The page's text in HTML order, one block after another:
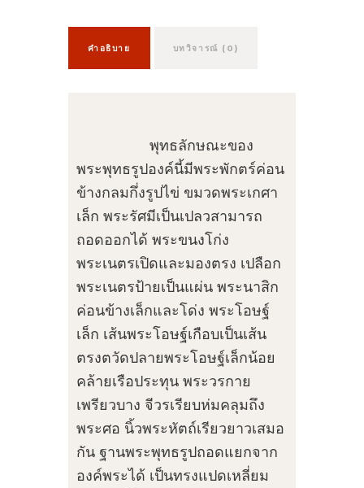
คำอธิบาย บทวิจารณ์ (0)
พุทธลักษณะของ
พระพุทธรูปองค์นี้มีพระพักตร์ค่อน
ข้างกลมกึ่งรูปไข่ ขมวดพระเกศา
เล็ก พระรัศมีเป็นเปลวสามารถ
ถอดออกได้ พระขนงโก่ง
พระเนตรเปิดและมองตรง เปลือก
พระเนตรป้ายเป็นแผ่น พระนาสิก
ค่อนข้างเล็กและโด่ง พระโอษฐ์
เล็ก เส้นพระโอษฐ์เกือบเป็นเส้น
ตรงตวัดปลายพระโอษฐ์เล็กน้อย
คล้ายเรือประทุน พระวรกาย
เพรียวบาง จีวรเรียบห่มคลุมถึง
พระศอ นิ้วพระหัตถ์เรียวยาวเสมอ
กัน ฐานพระพุทธรูปถอดแยกจาก
องค์พระได้ เป็นทรงแปดเหลี่ยม